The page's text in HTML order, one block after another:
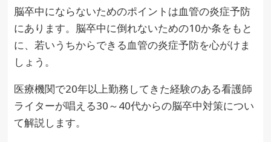
脳卒中にならないためのポイントは血管の炎症予防
にあります。脳卒中に倒れないための10か条をもと
に、若いうちからできる血管の炎症予防を心がけま
しょう。
医療機関で20年以上勤務してきた経験のある看護師
ライターが唱える30～40代からの脳卒中対策につい
て解説します。